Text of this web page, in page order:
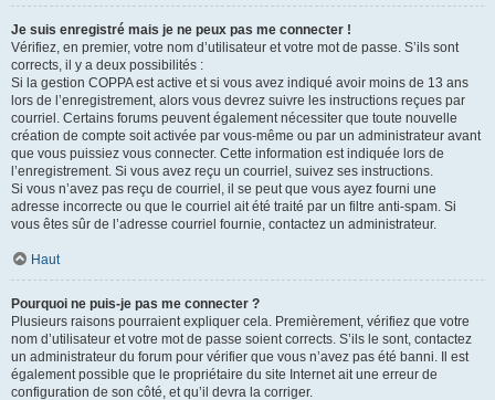
Je suis enregistré mais je ne peux pas me connecter !
Vérifiez, en premier, votre nom d’utilisateur et votre mot de passe. S’ils sont
corrects, il y a deux possibilités :
Si la gestion COPPA est active et si vous avez indiqué avoir moins de 13 ans
lors de l’enregistrement, alors vous devrez suivre les instructions reçues par
courriel. Certains forums peuvent également nécessiter que toute nouvelle
création de compte soit activée par vous-même ou par un administrateur avant
que vous puissiez vous connecter. Cette information est indiquée lors de
l’enregistrement. Si vous avez reçu un courriel, suivez ses instructions.
Si vous n’avez pas reçu de courriel, il se peut que vous ayez fourni une
adresse incorrecte ou que le courriel ait été traité par un filtre anti-spam. Si
vous êtes sûr de l’adresse courriel fournie, contactez un administrateur.
Haut
Pourquoi ne puis-je pas me connecter ?
Plusieurs raisons pourraient expliquer cela. Premièrement, vérifiez que votre
nom d’utilisateur et votre mot de passe soient corrects. S’ils le sont, contactez
un administrateur du forum pour vérifier que vous n’avez pas été banni. Il est
également possible que le propriétaire du site Internet ait une erreur de
configuration de son côté, et qu’il devra la corriger.